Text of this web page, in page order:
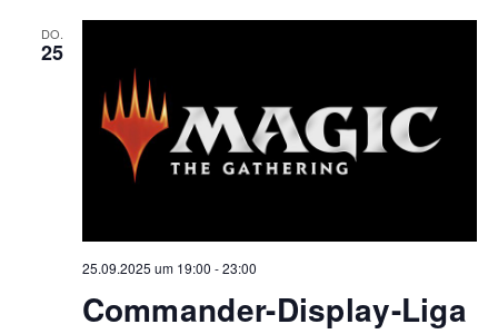
DO.
25
25.09.2025 um 19:00 -23:00
Commander-Display-Liga